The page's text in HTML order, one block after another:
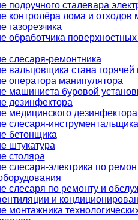
подручного сталевара
контролёра лома и отходов
газорезчика
обработчика
слесаря-ремонтника
вальцовщика стана горячей
оператора манипулятора
машиниста буровой
дезинфектора
медицинского дезинфектора
слесаря-инструментальщика
бетонщика
штукатура
столяра
слесаря-электрика по
слесаря по ремонту и
и
монтажника